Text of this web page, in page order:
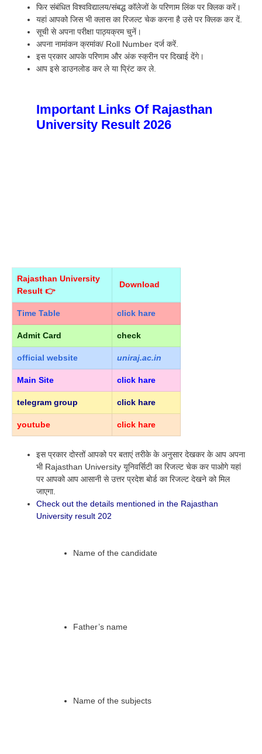
फिर संबंधित विश्वविद्यालय/संबद्ध कॉलेजों के परिणाम लिंक पर क्लिक करें।
यहां आपको जिस भी क्लास का रिजल्ट चेक करना है उसे पर क्लिक कर दें.
सूची से अपना परीक्षा पाठ्यक्रम चुनें।
अपना नामांकन क्रमांक/ Roll Number दर्ज करें.
इस प्रकार आपके परिणाम और अंक स्क्रीन पर दिखाई देंगे।
आप इसे डाउनलोड कर ले या प्रिंट कर ले.
Important Links Of Rajasthan
University Result 2026
Rajasthan University
Result 👉
Download
Time Table click hare
Admit Card check
official website uniraj.ac.in
Main Site click hare
telegram group click hare
youtube click hare
इस प्रकार दोस्तों आपको पर बताएं तरीके के अनुसार देखकर के आप अपना
भी Rajasthan University यूनिवर्सिटी का रिजल्ट चेक कर पाओगे यहां
पर आपको आप आसानी से उत्तर प्रदेश बोर्ड का रिजल्ट देखने को मिल
जाएगा.
Check out the details mentioned in the Rajasthan
University result 202
Name of the candidate
Father’s name
Name of the subjects